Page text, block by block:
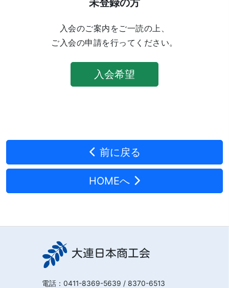
入会のご案内をご一読の上、
ご入会の申請を行ってください。
入会希望
前に戻る
HOMEへ
大連日本商工会
電話： 0411-8369-5639 / 8370-6513